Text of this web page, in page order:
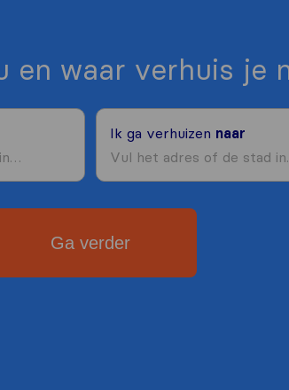
en waar verhuis je
Ik ga verhuizen naar
Ga verder